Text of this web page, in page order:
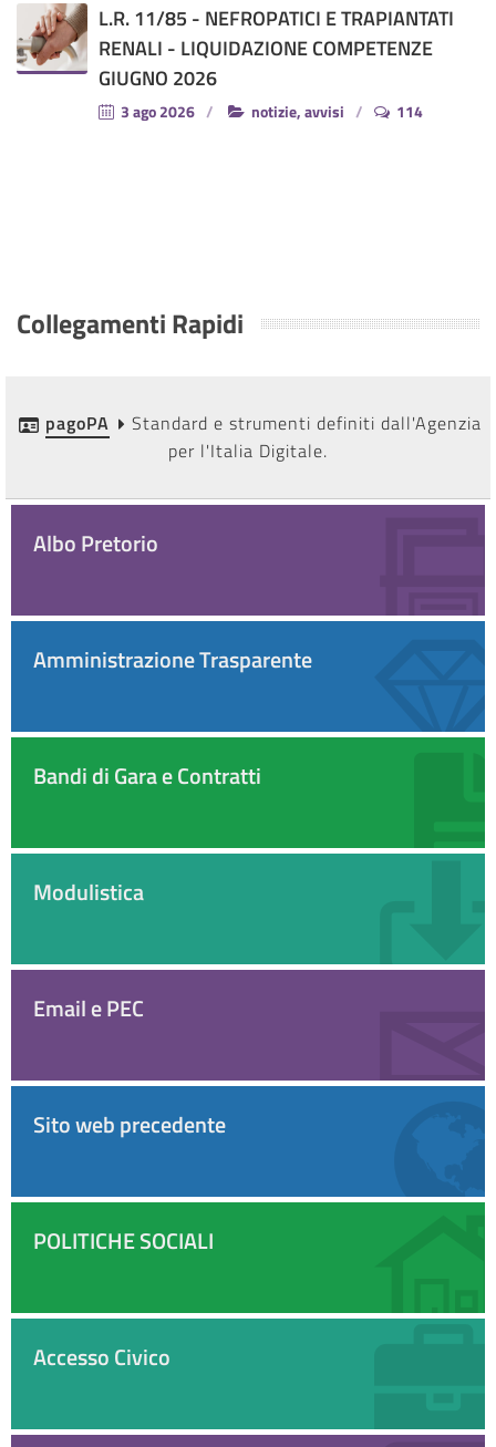
L.R. 11/85 - NEFROPATICI E TRAPIANTATI
RENALI - LIQUIDAZIONE COMPETENZE
GIUGNO 2026
3 ago 2026 notizie, avvisi 114
Collegamenti Rapidi
pagoPA
Standard e strumenti definiti dall'Agenzia
per l'Italia Digitale.
Albo Pretorio
Amministrazione Trasparente
Bandi di Gara e Contratti
Modulistica
Email e PEC
Sito web precedente
POLITICHE SOCIALI
Accesso Civico